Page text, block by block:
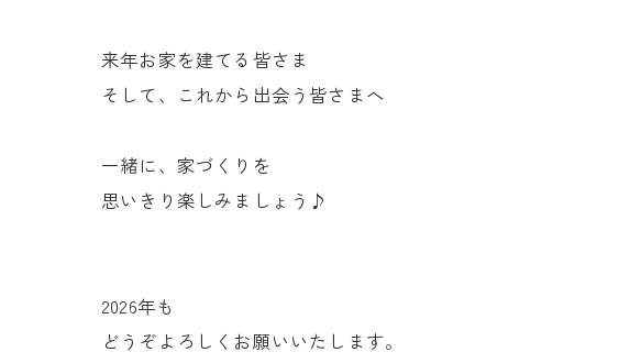
来年お家を建てる皆さま
そして、これから出会う皆さまへ
一緒に、家づくりを
思いきり楽しみましょう♪
2026年も
どうぞよろしくお願いいたします。